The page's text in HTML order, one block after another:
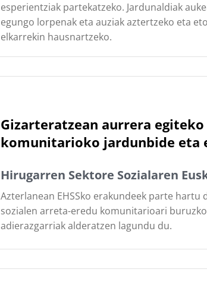
esperientziak partekatzeko. Jardunaldiak
egungo lorpenak eta auziak aztertzeko eta
elkarrekin hausnartzeko.
Gizarteratzean aurrera
komunitarioko jardunbide eta
Hirugarren Sektore Sozialaren
Azterlanean EHSSko erakundeek parte hartu
sozialen arreta-eredu komunitarioari
adierazgarriak alderatzen lagundu du.